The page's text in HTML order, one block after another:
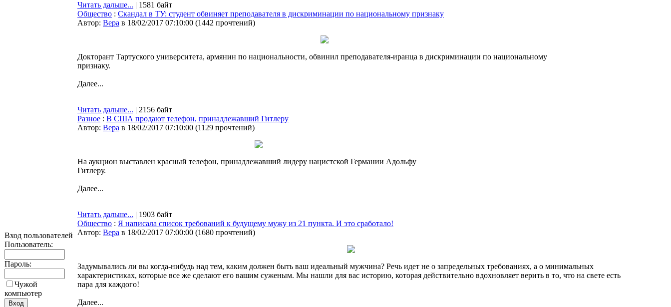
Вход пользователей
Пользователь:
Пароль:
Чужой
компьютер
Читать дальше... | 1581 байт
Общество : Скандал в ТУ: студент обвиняет преподавателя в дискриминации по национальному признаку
Автор: Bepa в 18/02/2017 07:10:00 (1442 прочтений)
Докторант Тартуского университета, армянин по национальности, обвинил преподавателя-иранца в дискриминации по национальному
признаку.
Далее...
Читать дальше... | 2156 байт
Разное : В США продают телефон, принадлежавший Гитлеру
Автор: Bepa в 18/02/2017 07:10:00 (1129 прочтений)
На аукцион выставлен красный телефон, принадлежавший лидеру нацистской Германии Адольфу
Гитлеру.
Далее...
Читать дальше... | 1903 байт
Общество : Я написала список требований к будущему мужу из 21 пункта. И это сработало!
Автор: Bepa в 18/02/2017 07:00:00 (1680 прочтений)
Задумывались ли вы когда-нибудь над тем, каким должен быть ваш идеальный мужчина? Речь идет не о запредельных требованиях, а о минимальных
характеристиках, которые все же сделают его вашим суженым. Мы нашли для вас историю, которая действительно вдохновляет верить в то, что на свете есть
пара для каждого!
Далее...